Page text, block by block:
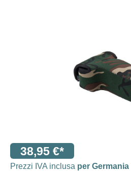
38,95 €*
Prezzi IVA inclusa per Germania